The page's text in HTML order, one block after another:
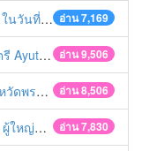
อ่าน 7,169
คม 2560
อ่าน 9,506
bands
อ่าน 8,506
า 2560
อ่าน 7,830
น ฯลฯ